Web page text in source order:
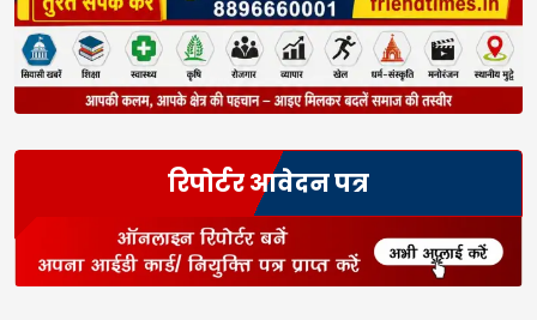
रिपोर्टर आवेदन पत्र